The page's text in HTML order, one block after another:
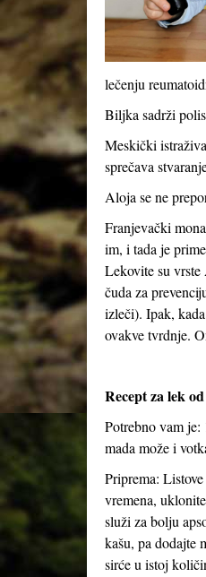
lečenju
Biljka sadrži
Meskički
sprečava
Aloja se ne
Franjevački
im, i tada je
Lekovite su
čuda za
izleči). Ipak,
ovakve tvrdnje.
Recept za lek
Potrebno vam je:
mada može i
Priprema:
vremena,
služi za bolju
kašu, pa dodajte
sirće u istoj